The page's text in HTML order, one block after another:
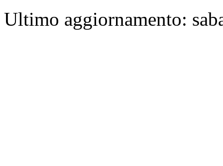
Ultimo aggiornamento: